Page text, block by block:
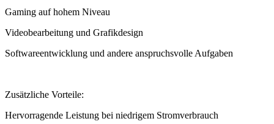
Gaming auf hohem Niveau
Videobearbeitung und Grafikdesign
Softwareentwicklung und andere anspruchsvolle Aufgaben
Zusätzliche Vorteile:
Hervorragende Leistung bei niedrigem Stromverbrauch